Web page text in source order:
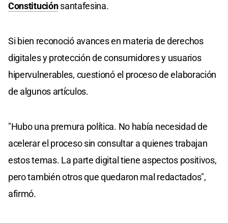
Constituciónsantafesina.
Si bien reconoció avances en materia de derechos
digitales y protección de consumidores y usuarios
hipervulnerables, cuestionó el proceso de elaboración
de algunos artículos.
"Hubo una premura política. No había necesidad de
acelerar el proceso sin consultar a quienes trabajan
estos temas. La parte digital tiene aspectos positivos,
pero también otros que quedaron mal redactados",
afirmó.